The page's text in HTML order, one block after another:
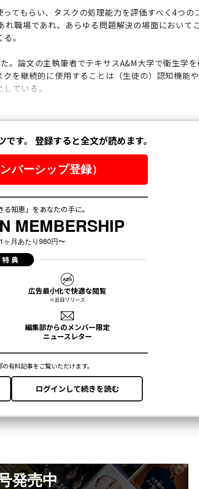
てもらい、タスクの処理能力を評価すべく4つの
職場であれ、あらゆる問題解決の場面において
。
。論文の主執筆者でテキサスA&M大学で衛生学
を継続的に使用することは（生徒の）認知機能
ている。
発売中